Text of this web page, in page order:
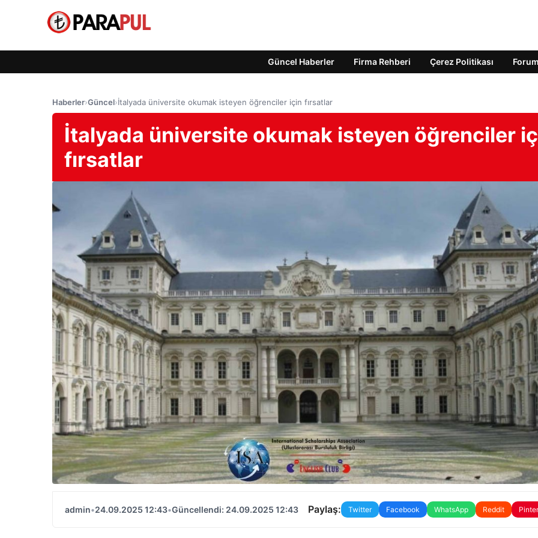
Güncel Haberler Firma Rehberi Çerez Politikası Forum
Haberler›Güncel›İtalyada üniversite okumak isteyen öğrenciler için fırsatlar
İtalyada üniversite okumak isteyen öğrenciler
fırsatlar
admin•24.09.2025 12:43•Güncellendi: 24.09.2025 12:43 Paylaş: Twitter Facebook WhatsApp Reddit